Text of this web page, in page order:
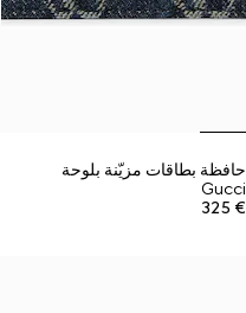
حافظة بطاقات مزيّنة بلوحة
Gucci
€ 325